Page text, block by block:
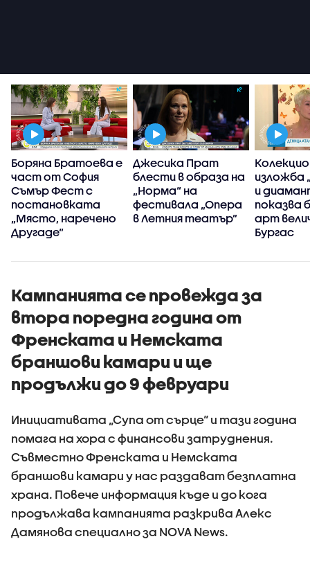
Боряна Братоева е
част от София
Съмър Фест с
постановката
„Място, наречено
Другаде“
Джесика Прат
блести в образа на
„Норма“ на
фестивала „Опера
в Летния театър”
изложба
и
показва
арт
Бургас
Кампанията се провежда за
втора поредна година от
Френската и Немската
браншови камари и ще
продължи до 9 февруари
Инициативата „Супа от сърце“ и тази година
помага на хора с финансови затруднения.
Съвместно Френската и Немската
браншови камари у нас раздават безплатна
храна. Повече информация къде и до кога
продължава кампанията разкрива Алекс
Дамянова специално за NOVA News.